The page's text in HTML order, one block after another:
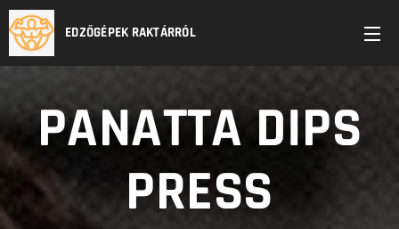
EDZŐGÉPEK RAKTÁRRÓL
PANATTA DIPS
PRESS